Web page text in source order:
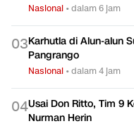
Nasional •dalam 6 jam
03Karhutla di Alun-alun
Pangrango
Nasional •dalam 4 jam
04Usai Don Ritto, Tim 9
Nurman Herin